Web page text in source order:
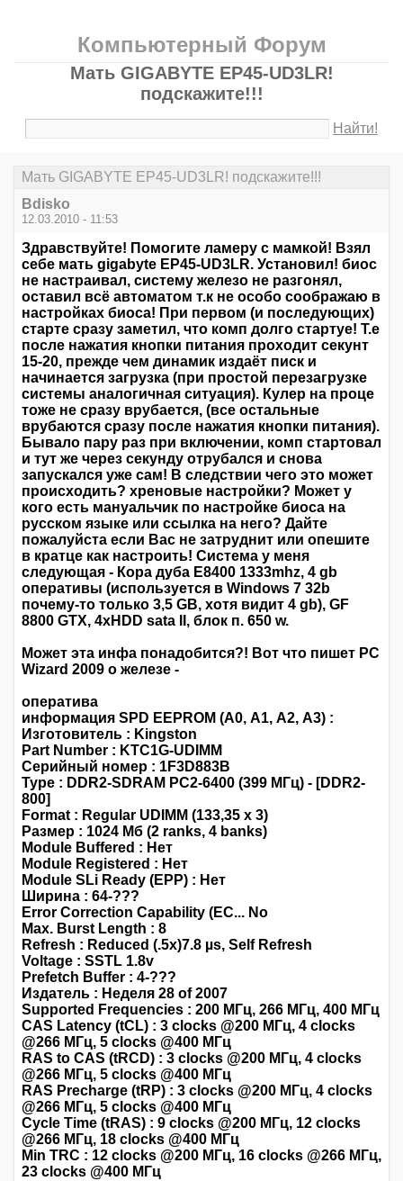
Компьютерный Форум
Мать GIGABYTE EP45-UD3LR!
подскажите!!!
Найти!
Мать GIGABYTE EP45-UD3LR! подскажите!!!
Bdisko
12.03.2010 - 11:53
Здравствуйте! Помогите ламеру с мамкой! Взял
себе мать gigabyte EP45-UD3LR. Установил! биос
не настраивал, систему железо не разгонял,
оставил всё автоматом т.к не особо соображаю в
настройках биоса! При первом (и последующих)
старте сразу заметил, что комп долго стартуе! Т.е
после нажатия кнопки питания проходит секунт
15-20, прежде чем динамик издаёт писк и
начинается загрузка (при простой перезагрузке
системы аналогичная ситуация). Кулер на проце
тоже не сразу врубается, (все остальные
врубаются сразу после нажатия кнопки питания).
Бывало пару раз при включении, комп стартовал
и тут же через секунду отрубался и снова
запускался уже сам! В следствии чего это может
происходить? хреновые настройки? Может у
кого есть мануальчик по настройке биоса на
русском языке или ссылка на него? Дайте
пожалуйста если Вас не затруднит или опешите
в кратце как настроить! Система у меня
следующая - Кора дуба E8400 1333mhz, 4 gb
оперативы (используется в Windows 7 32b
почему-то только 3,5 GB, хотя видит 4 gb), GF
8800 GTX, 4хHDD sata II, блок п. 650 w.
Может эта инфа понадобится?! Вот что пишет PC
Wizard 2009 о железе -
оператива
информация SPD EEPROM (A0, А1, А2, А3) :
Изготовитель : Kingston
Part Number : KTC1G-UDIMM
Серийный номер : 1F3D883B
Type : DDR2-SDRAM PC2-6400 (399 МГц) - [DDR2-
800]
Format : Regular UDIMM (133,35 x 3)
Размер : 1024 Мб (2 ranks, 4 banks)
Module Buffered : Нет
Module Registered : Нет
Module SLi Ready (EPP) : Нет
Ширина : 64-???
Error Correction Capability (EC... No
Max. Burst Length : 8
Refresh : Reduced (.5x)7.8 µs, Self Refresh
Voltage : SSTL 1.8v
Prefetch Buffer : 4-???
Издатель : Неделя 28 of 2007
Supported Frequencies : 200 МГц, 266 МГц, 400 МГц
CAS Latency (tCL) : 3 clocks @200 МГц, 4 clocks
@266 МГц, 5 clocks @400 МГц
RAS to CAS (tRCD) : 3 clocks @200 МГц, 4 clocks
@266 МГц, 5 clocks @400 МГц
RAS Precharge (tRP) : 3 clocks @200 МГц, 4 clocks
@266 МГц, 5 clocks @400 МГц
Cycle Time (tRAS) : 9 clocks @200 МГц, 12 clocks
@266 МГц, 18 clocks @400 МГц
Min TRC : 12 clocks @200 МГц, 16 clocks @266 МГц,
23 clocks @400 МГц